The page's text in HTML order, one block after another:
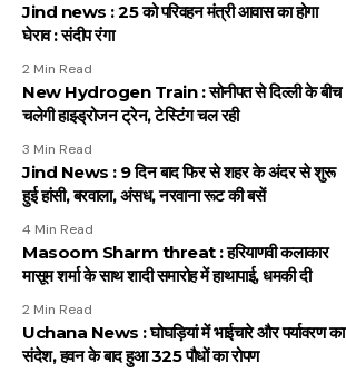
Jind news : 25 को परिवहन मंत्री आवास का होगा
घेराव : संदीप रंगा
2 Min Read
New Hydrogen Train : सोनीपत से दिल्ली के बीच
चलेगी हाइड्रोजन ट्रेन, टेस्टिंग चल रही
3 Min Read
Jind News : 9 दिन बाद फिर से शहर के अंदर से शुरू
हुई हांसी, बरवाला, अंसध, नरवाना रूट की बसें
4 Min Read
Masoom Sharm threat : हरियाणवी कलाकार
मासूम शर्मा के साथ शादी समारोह में हाथापाई, धमकी दी
2 Min Read
Uchana News : घोघड़ियां में भाईचारे और पर्यावरण का
संदेश, हवन के बाद हुआ 325 पौधों का रोपण